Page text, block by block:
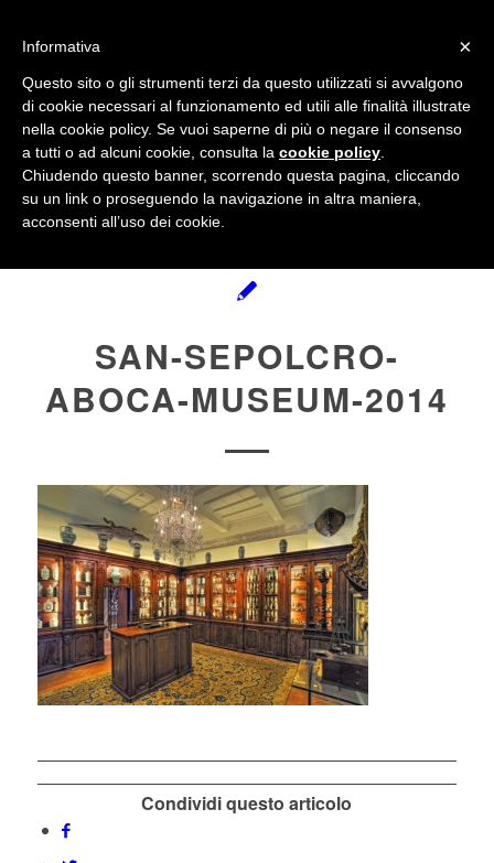
Il Blog del Garden Club di Bologna
SAN-SEPOLCRO-
ABOCA-MUSEUM-2014
Condividi questo articolo
×
Informativa
Questo sito o gli strumenti terzi da questo utilizzati si avvalgono
di cookie necessari al funzionamento ed utili alle finalità illustrate
nella cookie policy. Se vuoi saperne di più o negare il consenso
a tutti o ad alcuni cookie, consulta la cookie policy
Chiudendo questo banner, scorrendo questa pagina, cliccando
su un link o proseguendo la navigazione in altra maniera,
acconsenti all’uso dei cookie.